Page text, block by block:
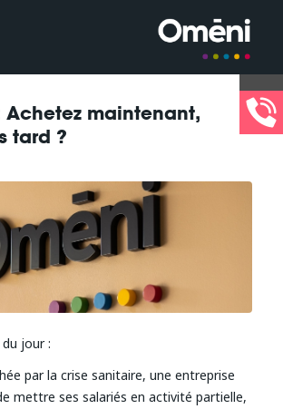
Achetez maintenant,
tard ?
jour :
par la crise sanitaire, une entreprise
mettre ses salariés en activité partielle,